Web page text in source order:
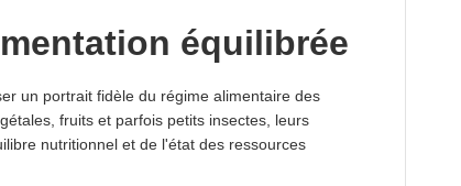
équilibrée
un portrait fidèle du régime alimentaire des
fruits et parfois petits insectes, leurs
nutritionnel et de l'état des ressources